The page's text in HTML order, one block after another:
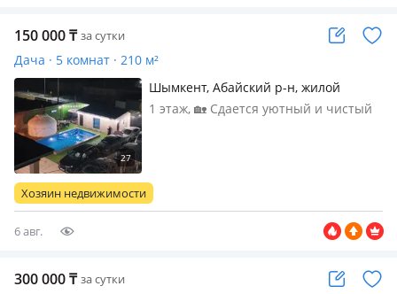
150 000₸ за сутки
Дача · 5 комнат · 210 м²
Шымкент, Абайский р-н, жилой
массив Кайнар Булак, Казгурт 72
1 этаж, 🏡 Сдается уютный и чистый
✨ В вашем распоряжении: • 3
просторные спальные комнаты •
Хозяин недвижимости
6 авг.
300 000₸ за сутки